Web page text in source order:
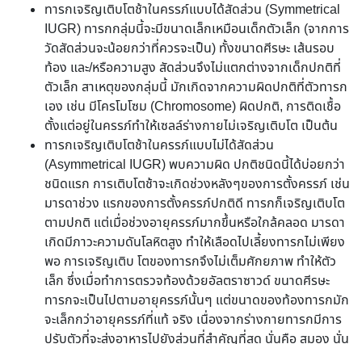
ทารกเจริญเติบโตช้าในครรภ์แบบได้สัดส่วน (Symmetrical
IUGR) ทารกกลุ่มนี้จะมีขนาดเล็กเหมือนเด็กตัวเล็ก (จากการ
วัดสัดส่วนจะน้อยกว่าที่ควรจะเป็น) ทั้งขนาดศีรษะ เส้นรอบ
ท้อง และ/หรือความสูง สัดส่วนจึงไม่แตกต่างจากเด็กปกติที่
ตัวเล็ก สาเหตุของกลุ่มนี้ มักเกิดจากความผิดปกติที่ตัวทารก
เอง เช่น มีโครโมโซม (Chromosome) ผิดปกติ, การติดเชื้อ
ตั้งแต่อยู่ในครรภ์ทำให้เซลล์ร่างกายไม่เจริญเติบโต เป็นต้น
ทารกเจริญเติบโตช้าในครรภ์แบบไม่ได้สัดส่วน
(Asymmetrical IUGR) พบความผิด ปกติชนิดนี้ได้บ่อยกว่า
ชนิดแรก การเติบโตช้าจะเกิดช่วงหลังๆของการตั้งครรภ์ เช่น
มารดาช่วง แรกของการตั้งครรภ์ปกติดี ทารกก็เจริญเติบโต
ตามปกติ แต่เมื่อช่วงอายุครรภ์มากขึ้นหรือใกล้คลอด มารดา
เกิดมีภาวะความดันโลหิตสูง ทำให้เลือดไปเลี้ยงทารกไม่เพียง
พอ การเจริญเติบ โตของทารกจึงไม่เต็มศักยภาพ ทำให้ตัว
เล็ก ซึ่งเมื่อทำการตรวจท้องด้วยอัลตราซาวด์ ขนาดศีรษะ
ทารกจะเป็นไปตามอายุครรภ์นั้นๆ แต่ขนาดของท้องทารกมัก
จะเล็กกว่าอายุครรภ์ที่แท้ จริง เนื่องจากร่างกายทารกมีการ
ปรับตัวที่จะส่งอาหารไปยังส่วนที่สำคัญที่สุด นั่นคือ สมอง นั่น